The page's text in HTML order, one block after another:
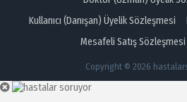
Kullanıcı (Danışan) Üyelik Sözleşmesi
Mesafeli Satış Sözleşmesi
Copyright © 2026